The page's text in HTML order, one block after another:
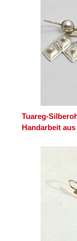
Tuareg-
Handarbeit